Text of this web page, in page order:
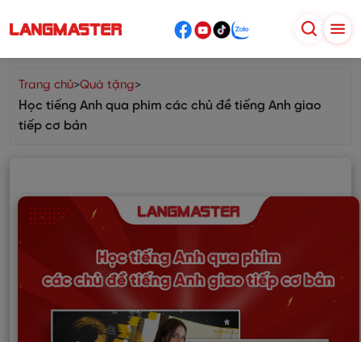
Trang chủ>Quà tặng>
Học tiếng Anh qua phim các chủ đề tiếng Anh giao
tiếp cơ bản